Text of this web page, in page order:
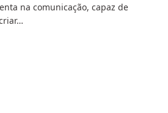
na comunicação, capaz de